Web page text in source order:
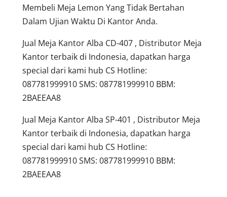
Membeli Meja Lemon Yang Tidak Bertahan
Dalam Ujian Waktu Di Kantor Anda.
Jual Meja Kantor Alba CD-407 , Distributor Meja
Kantor terbaik di Indonesia, dapatkan harga
special dari kami hub CS Hotline:
087781999910 SMS: 087781999910 BBM:
2BAEEAA8
Jual Meja Kantor Alba SP-401 , Distributor Meja
Kantor terbaik di Indonesia, dapatkan harga
special dari kami hub CS Hotline:
087781999910 SMS: 087781999910 BBM:
2BAEEAA8